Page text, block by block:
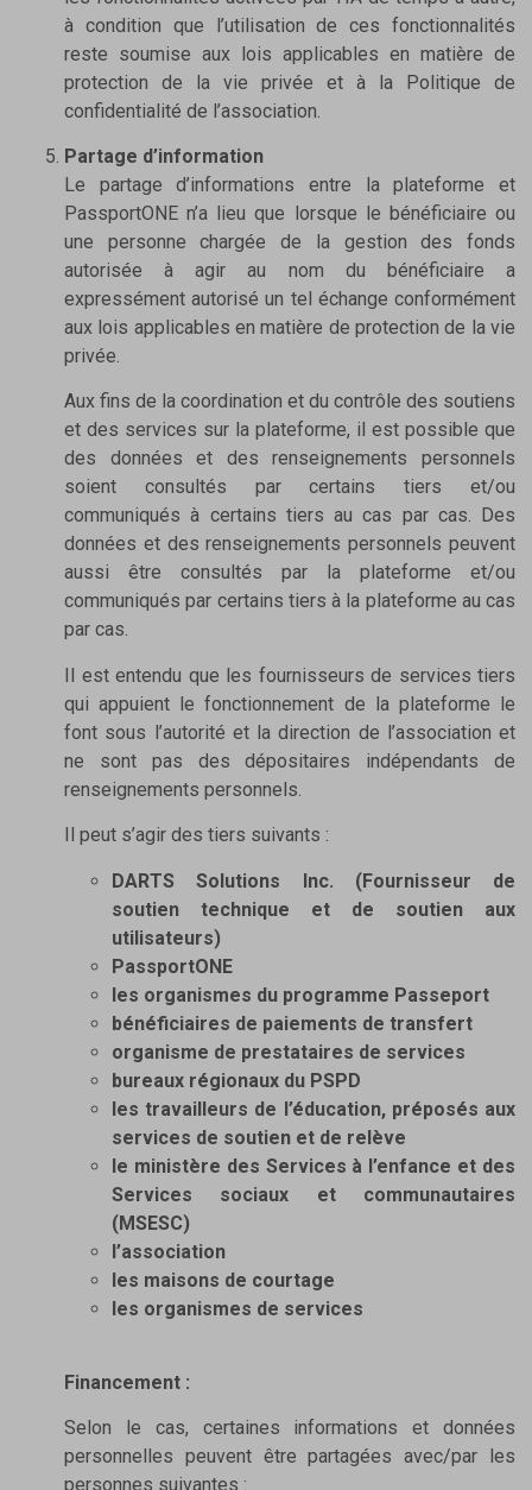
à condition que l’utilisation de ces fonctionnalités
reste soumise aux lois applicables en matière de
protection de la vie privée et à la Politique de
confidentialité de l’association.
Partage d’information
Le partage d’informations entre la plateforme et
PassportONE n’a lieu que lorsque le bénéficiaire ou
une personne chargée de la gestion des fonds
autorisée à agir au nom du bénéficiaire a
expressément autorisé un tel échange conformément
aux lois applicables en matière de protection de la vie
privée.
Aux fins de la coordination et du contrôle des soutiens
et des services sur la plateforme, il est possible que
des données et des renseignements personnels
soient consultés par certains tiers et/ou
communiqués à certains tiers au cas par cas. Des
données et des renseignements personnels peuvent
aussi être consultés par la plateforme et/ou
communiqués par certains tiers à la plateforme au cas
par cas.
Il est entendu que les fournisseurs de services tiers
qui appuient le fonctionnement de la plateforme le
font sous l’autorité et la direction de l’association et
ne sont pas des dépositaires indépendants de
renseignements personnels.
Il peut s’agir des tiers suivants :
DARTS Solutions Inc. (Fournisseur de
soutien technique et de soutien aux
utilisateurs)
PassportONE
les organismes du programme Passeport
bénéficiaires de paiements de transfert
organisme de prestataires de services
bureaux régionaux du PSPD
les travailleurs de l’éducation, préposés aux
services de soutien et de relève
le ministère des Services à l’enfance et des
Services sociaux et communautaires
(MSESC)
l’association
les maisons de courtage
les organismes de services
Financement :
Selon le cas, certaines informations et données
personnelles peuvent être partagées avec/par les
personnes suivantes :